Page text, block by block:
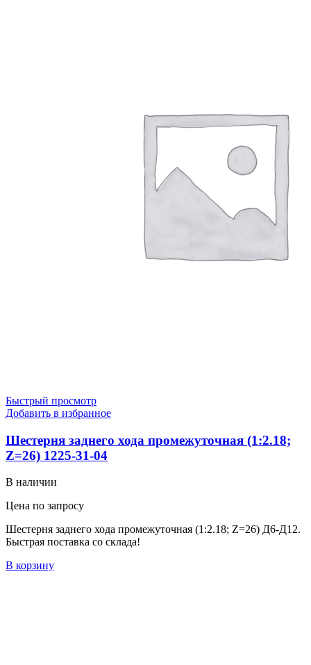
Быстрый просмотр
Добавить в избранное
Шестерня заднего хода промежуточная (1:2.18;
Z=26) 1225-31-04
В наличии
Цена по запросу
Шестерня заднего хода промежуточная (1:2.18; Z=26) Д6-Д12.
Быстрая поставка со склада!
В корзину